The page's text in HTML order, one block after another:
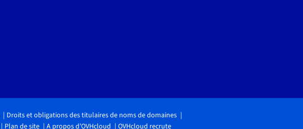
Droits et obligations des titulaires de noms de domaines
Plan de site A propos d'OVHcloud OVHcloud recrute